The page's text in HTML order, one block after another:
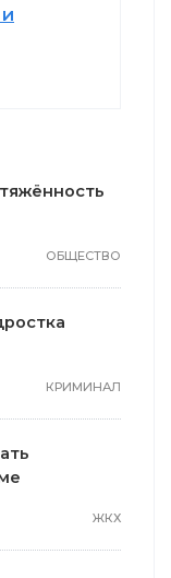
ОБЩЕСТВО
КРИМИНАЛ
ЖКХ